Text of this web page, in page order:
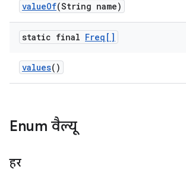
valueOf(String name)
static final Freq[]
values()
Enum वैल्यू
हर